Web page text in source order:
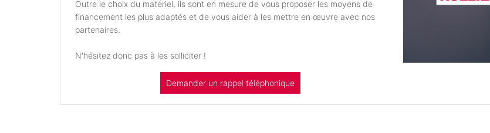
Outre le choix du matériel, ils sont en mesure de vous proposer les moyens de
financement les plus adaptés et de vous aider à les mettre en œuvre avec nos
partenaires.
N'hésitez donc pas à les solliciter !
Demander un rappel téléphonique